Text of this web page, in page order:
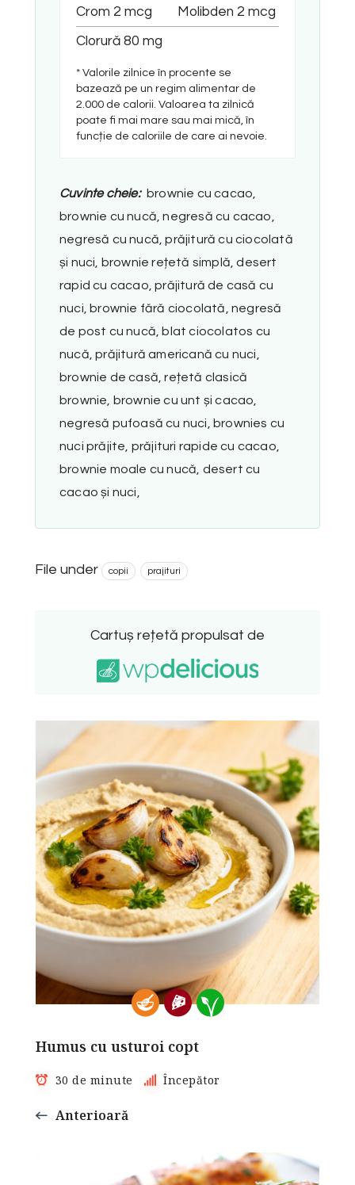
Crom 2 mcg Molibden 2 mcg
Clorură 80 mg
* Valorile zilnice în procente se
bazează pe un regim alimentar de
2.000 de calorii. Valoarea ta zilnică
poate fi mai mare sau mai mică, în
funcție de caloriile de care ai nevoie.
Cuvinte cheie:
brownie cu cacao,
brownie cu nucă, negresă cu cacao,
negresă cu nucă, prăjitură cu ciocolată
și nuci, brownie rețetă simplă, desert
rapid cu cacao, prăjitură de casă cu
nuci, brownie fără ciocolată, negresă
de post cu nucă, blat ciocolatos cu
nucă, prăjitură americană cu nuci,
brownie de casă, rețetă clasică
brownie, brownie cu unt și cacao,
negresă pufoasă cu nuci, brownies cu
nuci prăjite, prăjituri rapide cu cacao,
brownie moale cu nucă, desert cu
cacao și nuci,
File under copii prajituri
Cartuș rețetă propulsat de
Humus cu usturoi copt
30 de minute Începător
Anterioară